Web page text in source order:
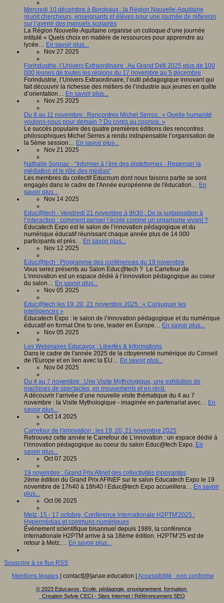
Mercredi 10 décembre à Bordeaux : la Région Nouvelle-Aquitaine
réunit chercheurs, enseignants et élèves pour une journée de réflexion
sur l’avenir des manuels scolaires
La Région Nouvelle-Aquitaine organise un colloque d’une journée
intitulé « Quels choix en matière de ressources pour apprendre au
lycée… En savoir plus...
Nov 27 2025
Forindustrie, l’Univers Extraordinaire : Au Grand Défi 2025 plus de 100
000 jeunes de toutes les régions du 17 novembre au 5 décembre
Forindustrie, l’Univers Extraordinaire, l’outil pédagogique innovant qui
fait découvrir la richesse des métiers de l’industrie aux jeunes en quête
d’orientation… En savoir plus...
Nov 25 2025
Du 8 au 11 novembre : Rencontres Michel Serres : « Quelle humanité
voulons-nous pour demain ? Du corps au cosmos. »
Le succès populaire des quatre premières éditions des rencontres
philosophiques Michel Serres a rendu indispensable l’organisation de
la 5ème session… En savoir plus...
Nov 21 2025
Nathalie Sonnac - “Informer à l’ère des plateformes - Repenser la
médiation et le rôle des médias”
Les membres du collectif Educnum dont nous faisons partie se sont
engagés dans le cadre de l'Année européenne de l'éducation… En
savoir plus...
Nov 14 2025
Educ@tech - Vendredi 21 novembre à 9h30 : De la juxtaposition à
l’interaction : comment penser l’école comme un organisme vivant ?
Educatech Expo est le salon de l’innovation pédagogique et du
numérique éducatif réunissant chaque année plus de 14 000
participants et près… En savoir plus...
Nov 12 2025
Educ@tech : Programme des conférences du 19 novembre
Vous serez présents au Salon Educ@tech ? Le Carrefour de
L’innovation est un espace dédié à l’innovation pédagogique au coeur
du salon… En savoir plus...
Nov 05 2025
Educ@tech les 19, 20, 21 novembre 2025 : « Conjuguer les
intelligences »
Educatech Expo : le salon de l’innovation pédagogique et du numérique
éducatif en format One to one, leader en Europe… En savoir plus...
Nov 05 2025
Les Webinaires Educavox : Libertés & Informations
Dans le cadre de l'année 2025 de la citoyenneté numérique du Conseil
de l'Europe et en lien avec la EU… En savoir plus...
Nov 04 2025
Du 4 au 7 novembre : Une Visite Mythologique, une exhibition de
machines de spectacles, en mouvements et en récit.
A découvrir l’arrivée d’une nouvelle visite thématique du 4 au 7
novembre : la Visite Mythologique - imaginée en partenariat avec… En
savoir plus...
Oct 14 2025
Carrefour de l'innovation : les 19, 20, 21 novembre 2025
Retrouvez cette année le Carrefour de L’innovation : un espace dédié à
l’innovation pédagogique au coeur du salon Educ@tech Expo. En
savoir plus...
Oct 07 2025
19 novembre : Grand Prix Afinef des collectivités innovantes
2ème édition du Grand Prix AFINEF sur le salon Educatech Expo le 19
novembre de 17h40 à 18h40 ! Educ@tech Expo accueillera… En savoir
plus...
Oct 06 2025
Metz, 15 - 17 octobre, Conférence internationale H2PTM'2025 :
Hypermédias et communs numériques
Événement scientifique bisannuel depuis 1989, la conférence
internationale H2PTM arrive à sa 18ème édition. H2PTM’25 est de
retour à Metz,… En savoir plus...
Souscrire à ce flux RSS
Mentions légales| contact[@]anae.education | Accessibilité : non conforme
© 2023 Educavox, Ecole, pédagogie, enseignement, formation
Creation Sylvie CECI - Sites Internet / Référencement SEO